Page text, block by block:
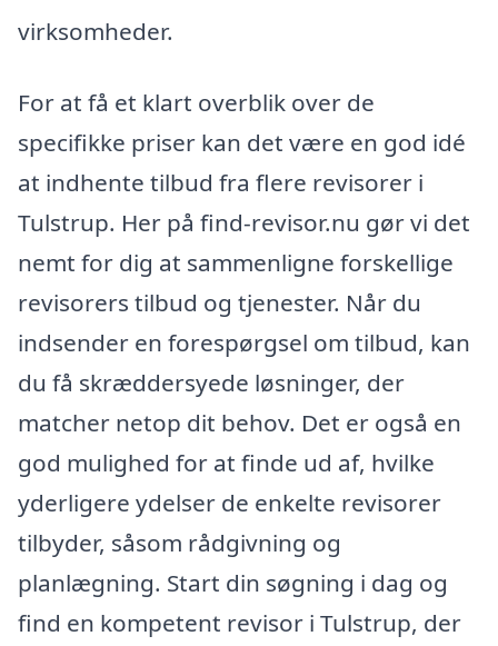
virksomheder.
For at få et klart overblik over de
specifikke priser kan det være en god idé
at indhente tilbud fra flere revisorer i
Tulstrup. Her på find-revisor.nu gør vi det
nemt for dig at sammenligne forskellige
revisorers tilbud og tjenester. Når du
indsender en forespørgsel om tilbud, kan
du få skræddersyede løsninger, der
matcher netop dit behov. Det er også en
god mulighed for at finde ud af, hvilke
yderligere ydelser de enkelte revisorer
tilbyder, såsom rådgivning og
planlægning. Start din søgning i dag og
find en kompetent revisor i Tulstrup, der